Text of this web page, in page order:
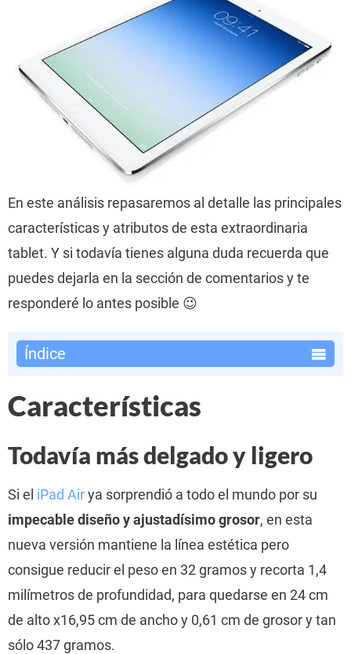
En este análisis repasaremos al detalle las principales
características y atributos de esta extraordinaria
tablet. Y si todavía tienes alguna duda recuerda que
puedes dejarla en la sección de comentarios y te
responderé lo antes posible 😉
Índice
Características
Todavía más delgado y ligero
Si el iPad Airya sorprendió a todo el mundo por su
impecable diseño y ajustadísimo grosor, en esta
nueva versión mantiene la línea estética pero
consigue reducir el peso en 32 gramos y recorta 1,4
milímetros de profundidad, para quedarse en 24 cm
de alto x16,95 cm de ancho y 0,61 cm de grosor y tan
sólo 437 gramos.